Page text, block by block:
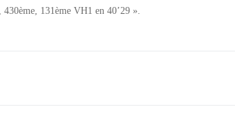
131ème VH1 en 40’29 ».